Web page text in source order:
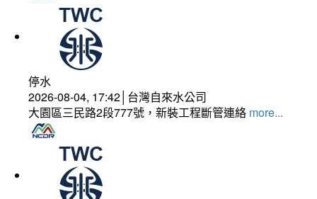
停水
2026-08-04, 17:42│台灣自來水公司
大園區三民路2段777號，新裝工程斷管連絡 more...